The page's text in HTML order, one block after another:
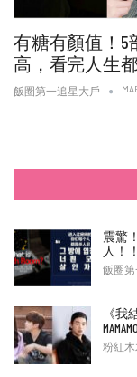
有糖有顏值！5
高，看完人生
飯圈第一追星大戶
震驚
人！
飯圈
《我
粉紅木